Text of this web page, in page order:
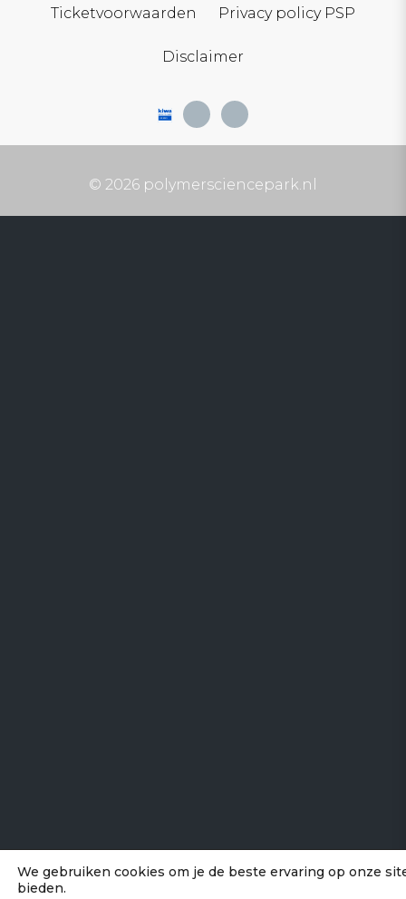
Ticketvoorwaarden Privacy policy PSP
Disclaimer
© 2026 polymersciencepark.nl
We gebruiken cookies om je de beste ervaring op onze
bieden.